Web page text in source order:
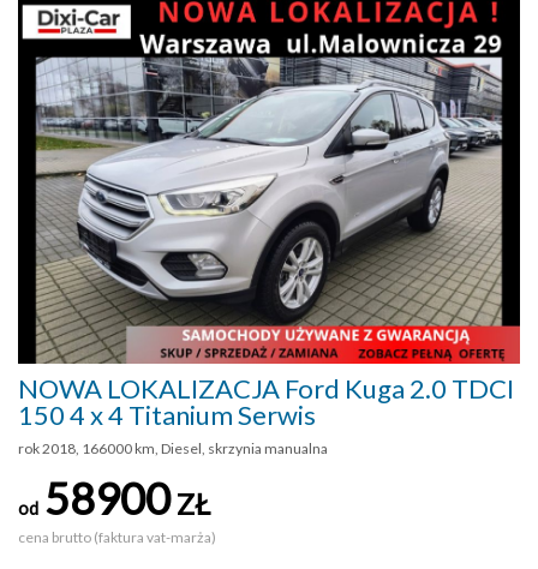
NOWA LOKALIZACJA Ford Kuga 2.0 TDCI
150 4 x 4 Titanium Serwis
rok 2018, 166000 km, Diesel, skrzynia manualna
od 58900ZŁ
cena brutto (faktura vat-marża)